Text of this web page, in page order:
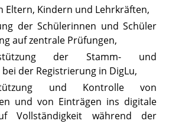
Eltern, Kindern und Lehrkräften,
der Schülerinnen und Schüler
auf zentrale Prüfungen,
der Stamm- und
der Registrierung in DigLu,
und Kontrolle von
und von Einträgen ins digitale
Vollständigkeit während der